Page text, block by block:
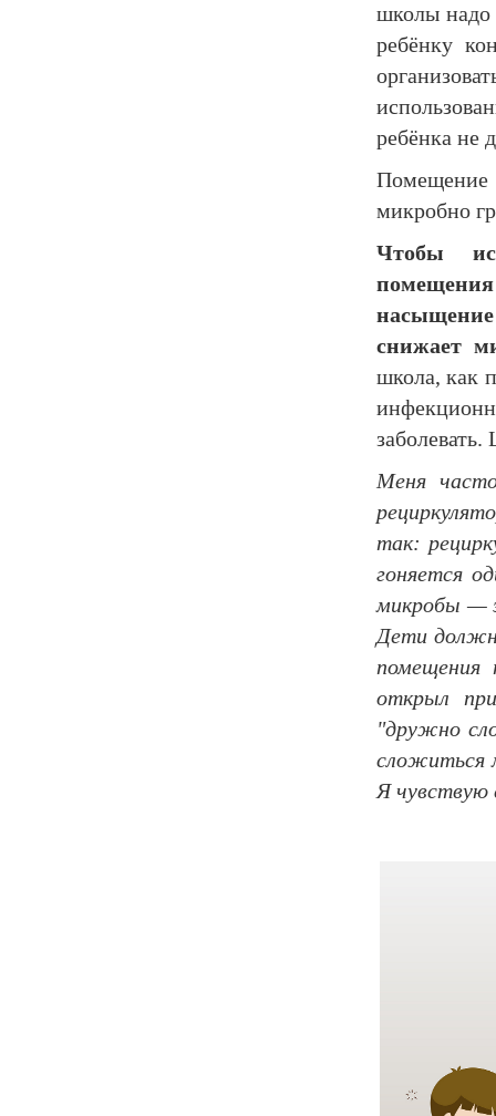
школы надо
ребёнку
ребёнка не
Помещение
микробно
Чтобы
помещения
снижает
школа, как
Меня
так:
гоняется
микробы —
Дети
открыл
"дружно
сложиться
Я чувствую